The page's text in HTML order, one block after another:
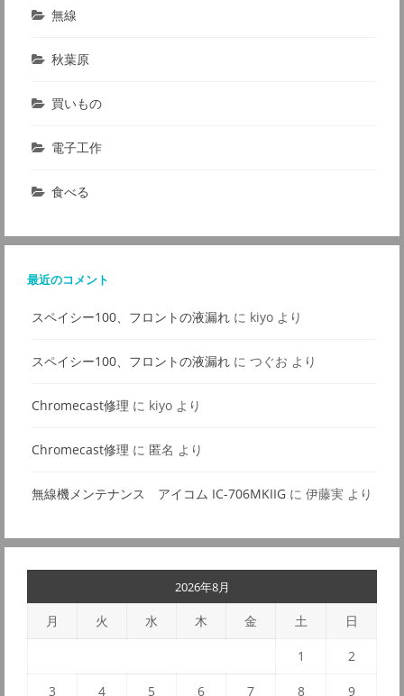
無線
秋葉原
買いもの
電子工作
食べる
最近のコメント
スペイシー100、フロントの液漏れ に kiyo より
スペイシー100、フロントの液漏れ に つぐお より
Chromecast修理 に kiyo より
Chromecast修理 に 匿名 より
無線機メンテナンス アイコム IC-706MKIIG に 伊藤実 より
2026年8月
月 火 水 木 金 土 日
1 2
3 4 5 6 7 8 9